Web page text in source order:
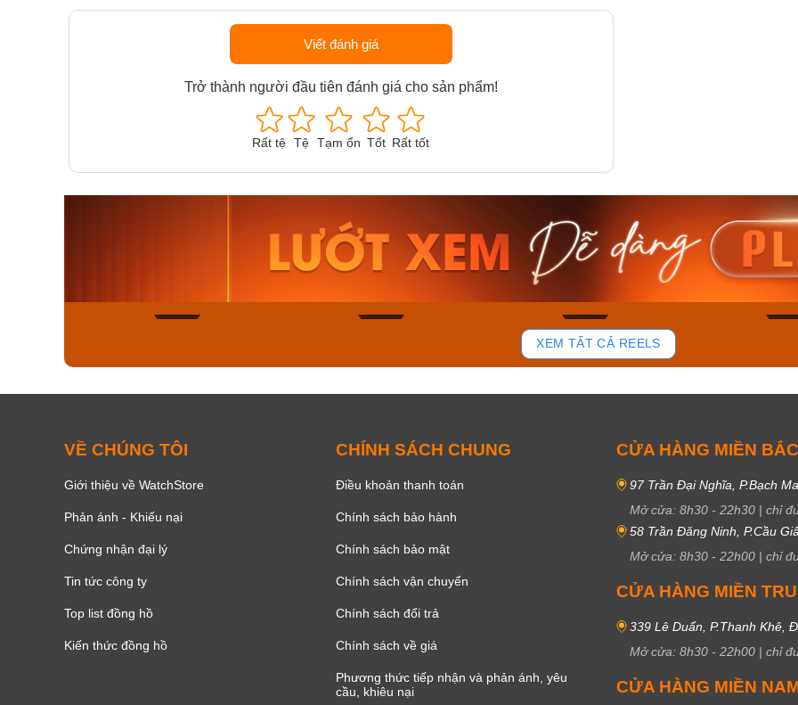
Viết đánh giá
Trở thành người đầu tiên đánh giá cho sản phẩm!
Rất tệ Tệ Tạm ổn Tốt Rất tốt
Casio Nam MTS-
115D-1AVDF
2.823.000₫
2.399.550₫
Mua ngay
37
Casio Nam MTS-
RS100L-1AVDF
4.276.000₫
3.634.600₫
Casio
230EL-
Mua
XEM TẤT CẢ REELS
VỀ CHÚNG TÔI
Giới thiệu về WatchStore
Phản ánh - Khiếu nại
Chứng nhận đại lý
Tin tức công ty
Top list đồng hồ
Kiến thức đồng hồ
CHÍNH SÁCH CHUNG
Điều khoản thanh toán
Chính sách bảo hành
Chính sách bảo mật
Chính sách vận chuyển
Chính sách đổi trả
Chính sách về giá
Phương thức tiếp nhận và phản ánh, yêu
cầu, khiêu nại
CỬA HÀNG MIỀN BẮC
97 Trần Đại Nghĩa, P.Bạch
Mở cửa: 8h30 - 22h30 | chỉ
58 Trần Đăng Ninh, P.Cầu
Mở cửa: 8h30 - 22h00 | chỉ
CỬA HÀNG MIỀN
339 Lê Duẩn, P.Thanh Khê,
Mở cửa: 8h30 - 22h00 | chỉ
CỬA HÀNG MIỀN